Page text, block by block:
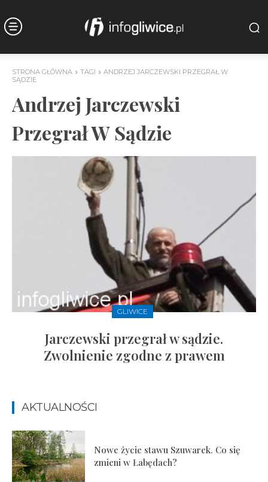
STRONA GŁÓWNA TAGI
ANDRZEJ JARCZEWSKI PRZEGRAŁ W
SĄDZIE
Andrzej Jarczewski
Przegrał W Sądzie
GLIWICE
Jarczewski przegrał w sądzie.
Zwolnienie zgodne z prawem
AKTUALNOŚCI
Nowe życie stawu Szuwarek. Co się
zmieni w Łabędach?